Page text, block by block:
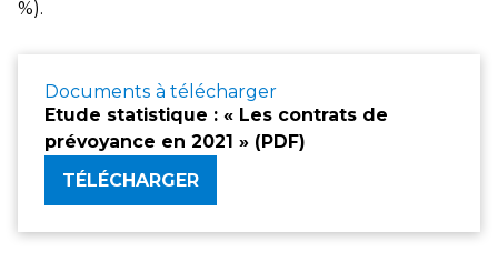
%).
Documents à télécharger
Etude statistique : « Les contrats de
prévoyance en 2021 » (PDF)
TÉLÉCHARGER